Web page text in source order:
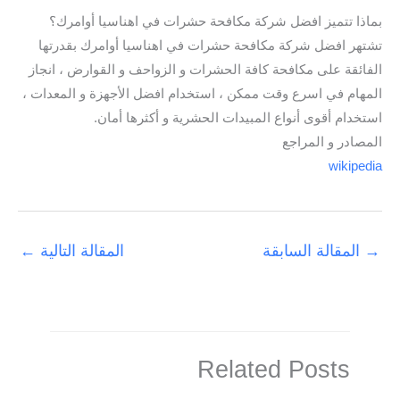
بماذا تتميز افضل شركة مكافحة حشرات في اهناسيا أوامرك؟
تشتهر افضل شركة مكافحة حشرات في اهناسيا أوامرك بقدرتها
الفائقة على مكافحة كافة الحشرات و الزواحف و القوارض ، انجاز
المهام في اسرع وقت ممكن ، استخدام افضل الأجهزة و المعدات ،
استخدام أقوى أنواع المبيدات الحشرية و أكثرها أمان.
المصادر و المراجع
wikipedia
→ المقالة السابقة المقالة التالية ←
Related Posts